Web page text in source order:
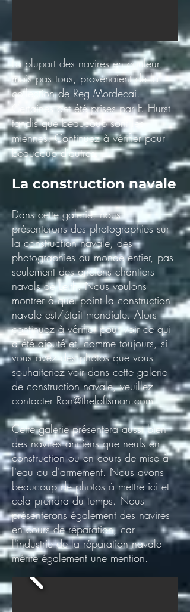
La plupart des navires en couleur,
mais pas tous, provenaient de la
collection de Reg Mordecai.
Certaines ont été prises par F. Hurst
tandis que beaucoup sont les
miennes. Continuez à vérifier pour
beaucoup d'autres.
La construction navale
Dans cette galerie, nous
présenterons des photographies sur
la construction navale, des
photographies du monde entier, pas
seulement des anciens chantiers
navals de Leith. Nous voulons
montrer à quel point la construction
navale est/était mondiale. Alors
continuez à vérifier pour voir ce qui
a été ajouté et, comme toujours, si
vous avez des photos que vous
souhaiteriez voir dans cette galerie
de construction navale, veuillez
contacter Ron@theloftsman.com
Cette galerie présentera aussi bien
des navires anciens que neufs en
construction ou en cours de mise à
l'eau ou d'armement. Nous avons
beaucoup de photos à mettre ici et
cela prendra du temps. Nous
présenterons également des navires
en cours de réparation, car
l'industrie de la réparation navale
mérite également une mention.